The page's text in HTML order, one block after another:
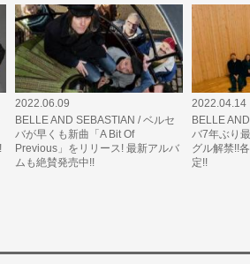
2022.06.09
BELLE AND SEBASTIAN / ベルセ
バが早くも新曲「A Bit Of
Previous」をリリース! 最新アルバ
ムも絶賛発売中!!
2022.04.14
BELLE
バ7年ぶり
グル解禁!!
定!!